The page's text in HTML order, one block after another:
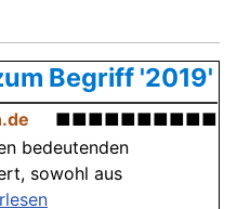
Begriff '2019'
■■■■■■■■■■
bedeutenden
sowohl aus